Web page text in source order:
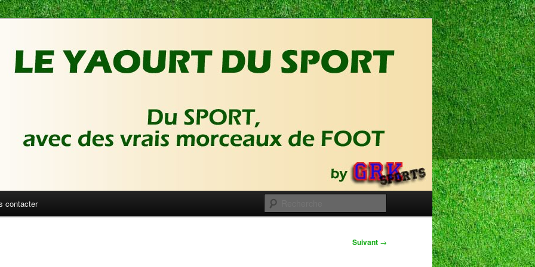
de foot | Gronique's Sports Blog
contacter
Suivant →